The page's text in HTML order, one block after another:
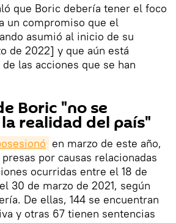
que Boric debería tener el foco
un compromiso que el
asumió al inicio de su
de 2022] y que aún está
las acciones que se han
Boric "no se
realidad del país"
en marzo de este año,
presas por causas relacionadas
ocurridas entre el 18 de
30 de marzo de 2021, según
De ellas, 144 se encuentran
y otras 67 tienen sentencias